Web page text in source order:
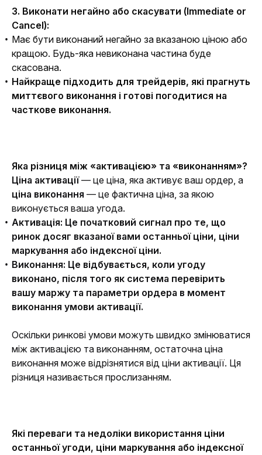
3. Виконати негайно або скасувати (Immediate or
Cancel):
Має бути виконаний негайно за вказаною ціною або
кращою. Будь-яка невиконана частина буде
скасована.
Найкраще підходить для трейдерів, які прагнуть
миттєвого виконання і готові погодитися на
часткове виконання.
Яка різниця між «активацією» та «виконанням»?
Ціна активації
ціна виконання — це фактична ціна, за якою
виконується ваша угода.
Активація: Це початковий сигнал про те, що
ринок досяг вказаної вами останньої ціни, ціни
маркування або індексної ціни.
Виконання: Це відбувається, коли угоду
виконано, після того як система перевірить
вашу маржу та параметри ордера в момент
виконання умови активації.
Оскільки ринкові умови можуть швидко змінюватися
між активацією та виконанням, остаточна ціна
виконання може відрізнятися від ціни активації. Ця
різниця називається прослизанням.
Які переваги та недоліки використання ціни
останньої угоди, ціни маркування або індексної